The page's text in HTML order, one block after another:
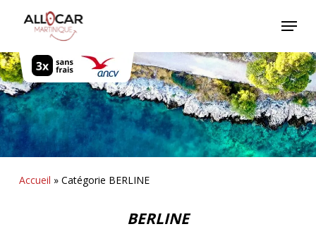
content
Menu
Accueil » Catégorie BERLINE
BERLINE